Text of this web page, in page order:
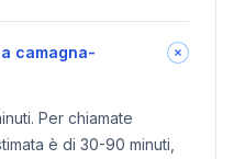
camagna-
Per chiamate
è di 30-90 minuti,